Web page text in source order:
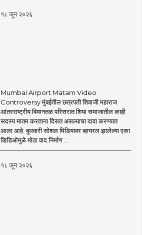
१८ जून २०२६
Mumbai Airport Matam Video
Controversy मुंबईतील छत्रपती शिवाजी महाराज
आंतरराष्ट्रीय विमानतळ परिसरात शिया समाजातील काही
सदस्य मातम करताना दिसत असल्याचा दावा करण्यात
आला आहे. बुधवारी सोशल मिडियावर व्हायरल झालेल्या एका
व्हिडिओमुळे मोठा वाद निर्माण ..
१८ जून २०२६